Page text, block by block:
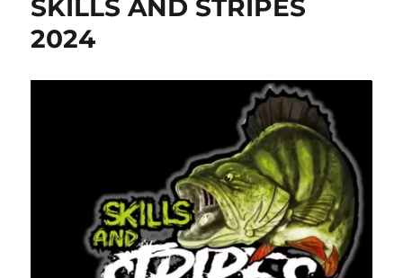
SKILLS AND STRIPES
2024